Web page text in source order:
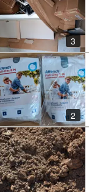
3
2